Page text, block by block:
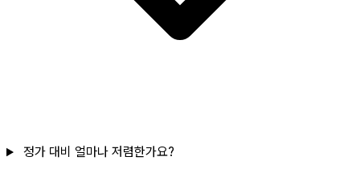
정가 대비 얼마나 저렴한가요?